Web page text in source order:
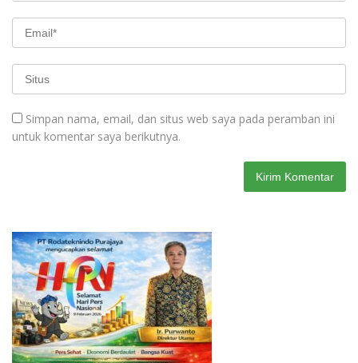
Simpan nama, email, dan situs web saya pada peramban ini
untuk komentar saya berikutnya.